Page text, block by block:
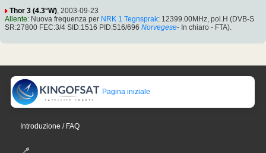
Thor 3 (4.3°W) , 2003-09-23
Allente: Nuova frequenza per NRK 1 Tegnsprak: 12399.00MHz, pol.H (DVB-S
SR:27800 FEC:3/4 SID:1516 PID:516/696 Norvegese- In chiaro - FTA).
Pagina iniziale
Introduzione / FAQ